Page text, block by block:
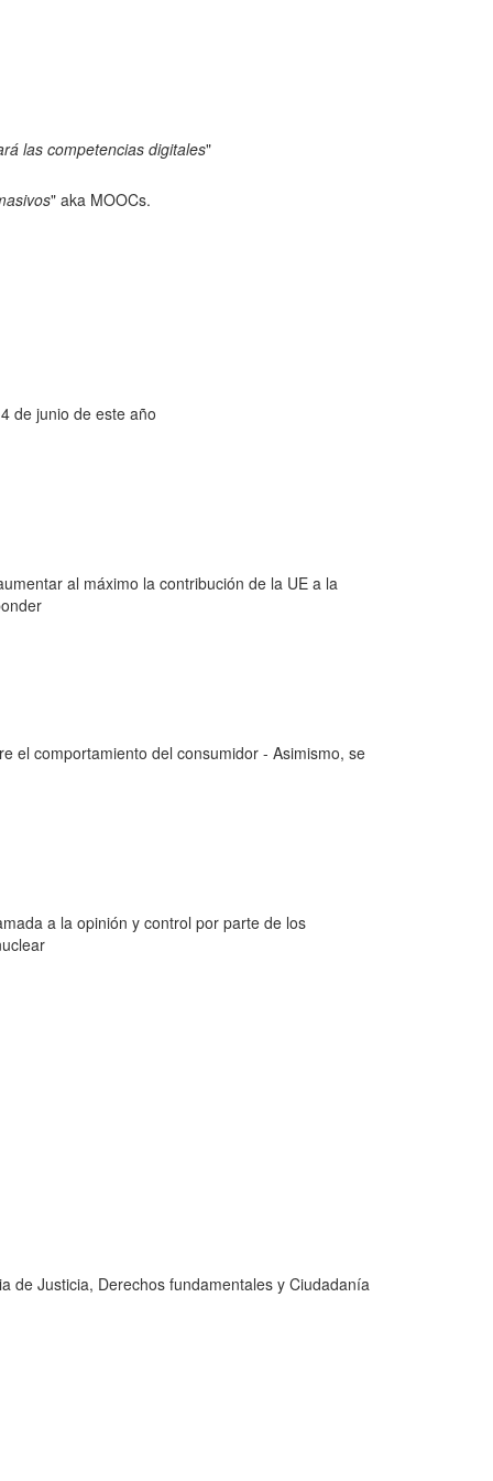
las competencias digitales"
" aka MOOCs.
de junio de este año
al máximo la contribución de la UE a la
el comportamiento del consumidor - Asimismo, se
a la opinión y control por parte de los
de Justicia, Derechos fundamentales y Ciudadanía